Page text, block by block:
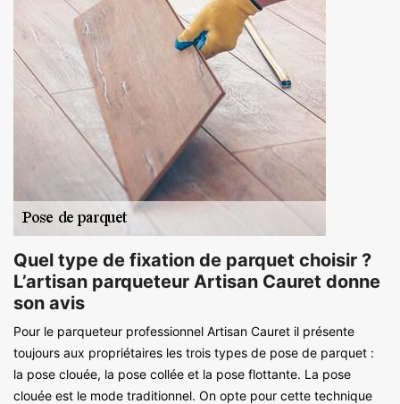
Quel type de fixation de parquet choisir ?
L’artisan parqueteur Artisan Cauret donne
son avis
Pour le parqueteur professionnel Artisan Cauret il présente
toujours aux propriétaires les trois types de pose de parquet :
la pose clouée, la pose collée et la pose flottante. La pose
clouée est le mode traditionnel. On opte pour cette technique